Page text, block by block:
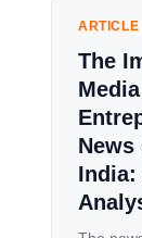
ARTICLE
The
Media
India: